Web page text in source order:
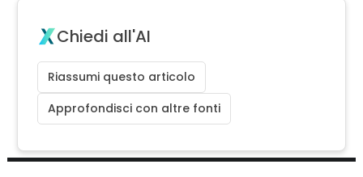
Chiedi all'AI
Riassumi questo articolo
Approfondisci con altre fonti